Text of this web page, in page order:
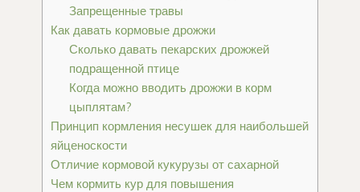
Запрещенные травы
Как давать кормовые дрожжи
Сколько давать пекарских дрожжей
подращенной птице
Когда можно вводить дрожжи в корм
цыплятам?
Принцип кормления несушек для наибольшей
яйценоскости
Отличие кормовой кукурузы от сахарной
Чем кормить кур для повышения